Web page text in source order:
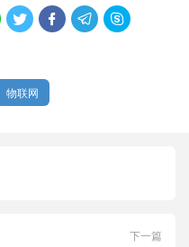
   
物联网
下一篇